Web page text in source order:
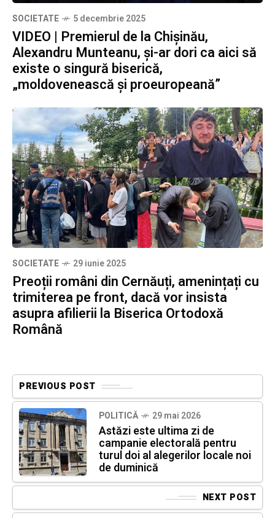
SOCIETATE 5 decembrie 2025
VIDEO | Premierul de la Chișinău,
Alexandru Munteanu, și-ar dori ca aici să
existe o singură biserică,
„moldovenească și proeuropeană”
SOCIETATE 29 iunie 2025
Preoții români din Cernăuți, amenințați cu
trimiterea pe front, dacă vor insista
asupra afilierii la Biserica Ortodoxă
Română
PREVIOUS POST
POLITICĂ 29 mai 2026
Astăzi este ultima zi de
campanie electorală pentru
turul doi al alegerilor locale noi
de duminică
NEXT POST